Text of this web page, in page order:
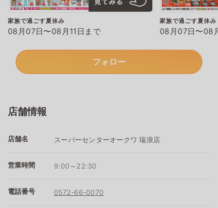
家族で過ごす夏休み
08月07日〜08月11日まで
家族で過ごす夏休み
08月07日〜08
フォロー
店舗情報
店舗名 スーパーセンターオークワ 瑞浪店
営業時間 9:00～22:30
電話番号 0572-66-0070